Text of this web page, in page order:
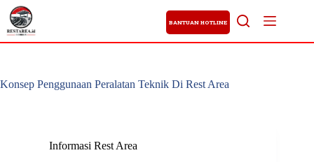
BANTUAN HOTLINE
Konsep Penggunaan Peralatan Teknik Di Rest Area
Informasi Rest Area